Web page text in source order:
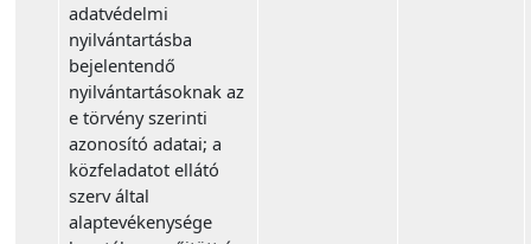
adatvédelmi
nyilvántartásba
bejelentendő
nyilvántartásoknak az
e törvény szerinti
azonosító adatai; a
közfeladatot ellátó
szerv által
alaptevékenysége